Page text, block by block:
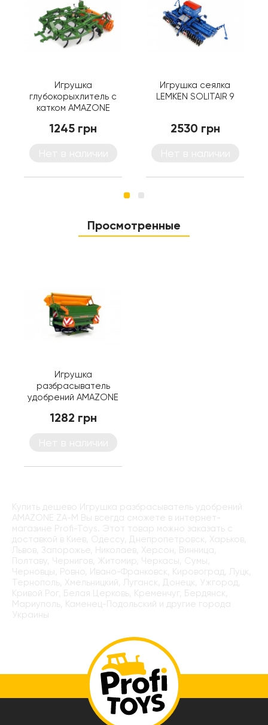
Игрушка
глубокорыхлитель с
катком AMAZONE
1245 грн
Игрушка сеялка
LEMKEN SOLITAIR 9
2530 грн
Просмотренные
Игрушка
разбрасыватель
удобрений AMAZONE
1282 грн
Купить дёшево Игрушка разбрасыватель удобрений
AMAZONE ZA-M Вы всегда сможете в интернет-
магазине Profi-Toys. Этот товар можно заказать с
доставкой в Киев, Одессу, Днепропетровск, Харьков,
Львов, Запорожье, Николаев, Херсон, Винница,
Полтаву, Чернигов, Житомир, Черкасы, Сумы,
Черновцы, Ровно, Ивано-Франковск, Кировоград, Луцк,
Тернополь, Хмельницкий, Луганск, Донецк, Ужгород,
Кривой Рог, Белая Церковь, Кременчуг, Бердянск,
Мариуполь, Каменец-Подольский и другие города
Украины